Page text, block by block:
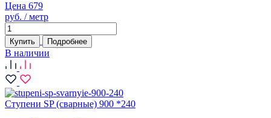
Цена 679
руб. / метр
Купить Подробнее
В наличии
Ступени SP (сварные) 900 *240